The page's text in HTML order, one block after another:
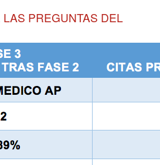
PREGUNTAS DEL